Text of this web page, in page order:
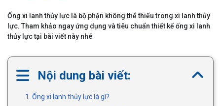
Ống xi lanh thủy lực là bộ phận không thể thiếu trong xi lanh thủy
lực. Tham khảo ngay ứng dụng và tiêu chuẩn thiết kế ống xi lanh
thủy lực tại bài viết này nhé
Nội dung bài viết:
1. Ống xi lanh thủy lực là gì?